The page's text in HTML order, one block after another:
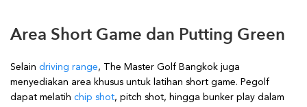
Area Short Game dan Putting Green
Selain driving range, The Master Golf Bangkok juga
menyediakan area khusus untuk latihan short game. Pegolf
dapat melatih chip shot, pitch shot, hingga bunker play dalam